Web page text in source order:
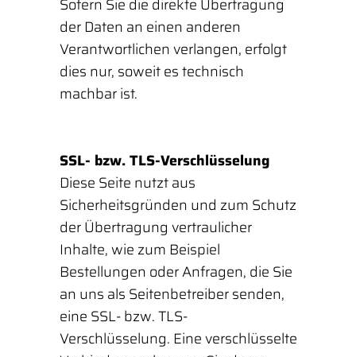
Sofern Sie die direkte Übertragung
der Daten an einen anderen
Verantwortlichen verlangen, erfolgt
dies nur, soweit es technisch
machbar ist.
SSL- bzw. TLS-Verschlüsselung
Diese Seite nutzt aus
Sicherheitsgründen und zum Schutz
der Übertragung vertraulicher
Inhalte, wie zum Beispiel
Bestellungen oder Anfragen, die Sie
an uns als Seitenbetreiber senden,
eine SSL- bzw. TLS-
Verschlüsselung. Eine verschlüsselte